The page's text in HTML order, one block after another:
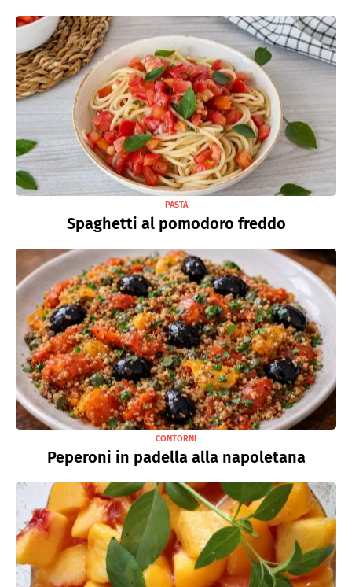
PASTA
Spaghetti al pomodoro freddo
CONTORNI
Peperoni in padella alla napoletana